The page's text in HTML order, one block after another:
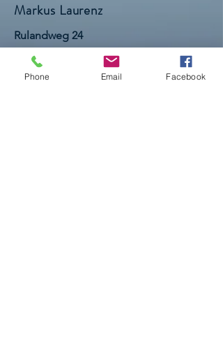
Markus Laurenz
Rulandweg 24
48653 Coesfeld
E-Mail:
markus.laurenz@marktplatz-der-
Phone Email Facebook